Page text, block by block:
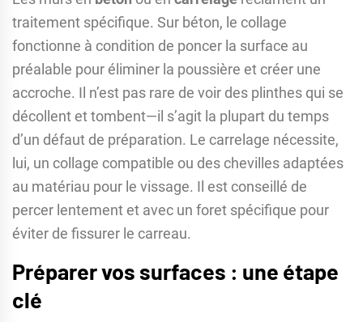
traitement spécifique. Sur béton, le collage
fonctionne à condition de poncer la surface au
préalable pour éliminer la poussière et créer une
accroche. Il n’est pas rare de voir des plinthes qui se
décollent et tombent—il s’agit la plupart du temps
d’un défaut de préparation. Le carrelage nécessite,
lui, un collage compatible ou des chevilles adaptées
au matériau pour le vissage. Il est conseillé de
percer lentement et avec un foret spécifique pour
éviter de fissurer le carreau.
Préparer vos surfaces : une étape
clé